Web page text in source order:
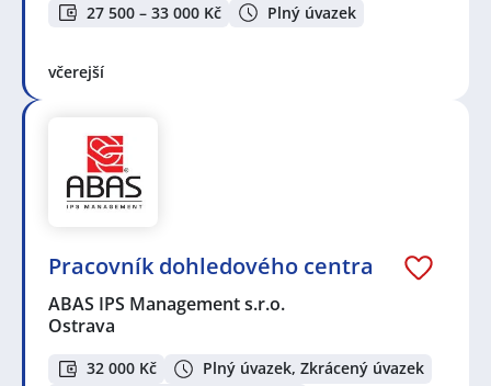
27 500 – 33 000 Kč Plný úvazek
včerejší
Pracovník dohledového centra
ABAS IPS Management s.r.o.
Ostrava
32 000 Kč
Plný úvazek, Zkrácený úvazek